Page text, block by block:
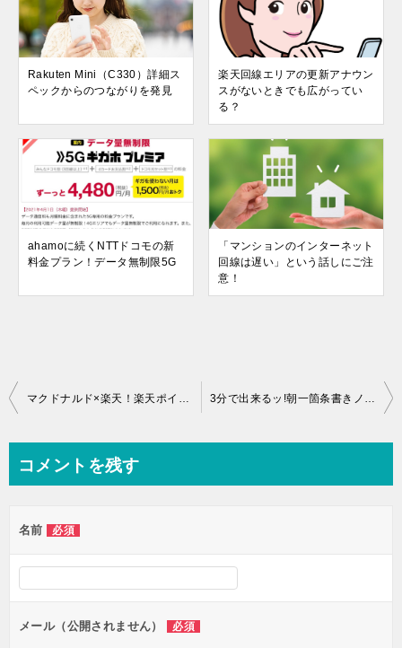
Rakuten Mini（C330）詳細ス
ペックからのつながりを発見
楽天回線エリアの更新アナウン
スがないときでも広がってい
る？
ahamoに続くNTTドコモの新
料金プラン！データ無制限5G
「マンションのインターネット
回線は遅い」という話しにご注
意！
投
ビ
ー
シ
ン
マクドナルド×楽天！楽天ポイントクラブで何がもらえる？キャンペーン期間は？ 3分で出来るッ!朝一箇条書きノートで今日も充実した一日にしよう!!
コメントを残す
名前 必須
メール（公開されません） 必須